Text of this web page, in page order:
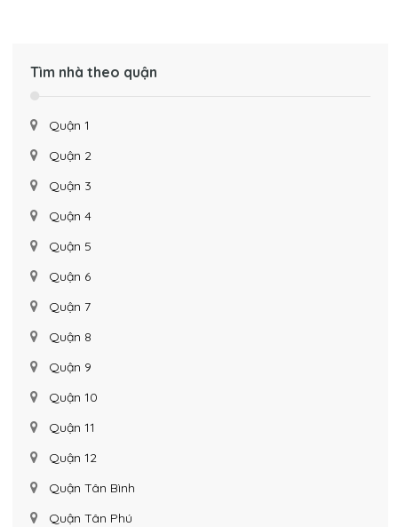
Tìm nhà theo quận
Quận 1
Quận 2
Quận 3
Quận 4
Quận 5
Quận 6
Quận 7
Quận 8
Quận 9
Quận 10
Quận 11
Quận 12
Quận Tân Bình
Quận Tân Phú